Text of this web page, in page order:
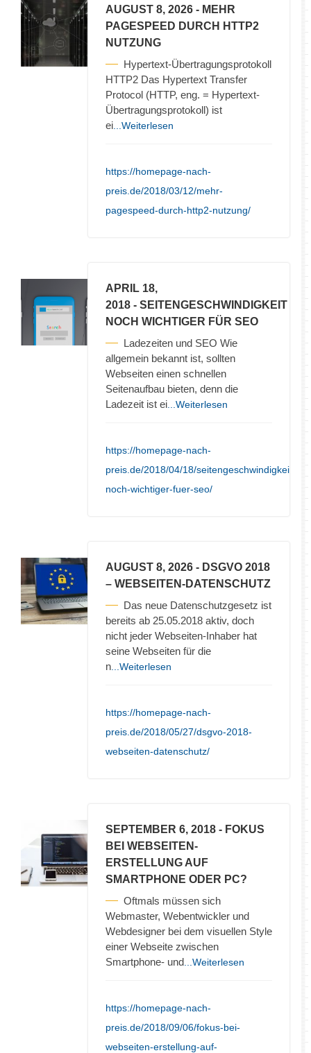
AUGUST 8, 2026 - MEHR
PAGESPEED DURCH HTTP2
NUTZUNG
Hypertext-Übertragungsprotokoll
HTTP2 Das Hypertext Transfer
Protocol (HTTP, eng. = Hypertext-
Übertragungsprotokoll) ist
ei ...Weiterlesen
https://homepage-nach-
preis.de/2018/03/12/mehr-
pagespeed-durch-http2-nutzung/
APRIL 18,
2018 - SEITENGESCHWINDIGKEIT
NOCH WICHTIGER FÜR SEO
Ladezeiten und SEO Wie
allgemein bekannt ist, sollten
Webseiten einen schnellen
Seitenaufbau bieten, denn die
Ladezeit ist ei ...Weiterlesen
https://homepage-nach-
preis.de/2018/04/18/seitengeschwindigkeit-
noch-wichtiger-fuer-seo/
AUGUST 8, 2026 - DSGVO 2018
– WEBSEITEN-DATENSCHUTZ
Das neue Datenschutzgesetz ist
bereits ab 25.05.2018 aktiv, doch
nicht jeder Webseiten-Inhaber hat
seine Webseiten für die
n ...Weiterlesen
https://homepage-nach-
preis.de/2018/05/27/dsgvo-2018-
webseiten-datenschutz/
SEPTEMBER 6, 2018 - FOKUS
BEI WEBSEITEN-
ERSTELLUNG AUF
SMARTPHONE ODER PC?
Oftmals müssen sich
Webmaster, Webentwickler und
Webdesigner bei dem visuellen Style
einer Webseite zwischen
Smartphone- und ...Weiterlesen
https://homepage-nach-
preis.de/2018/09/06/fokus-bei-
webseiten-erstellung-auf-